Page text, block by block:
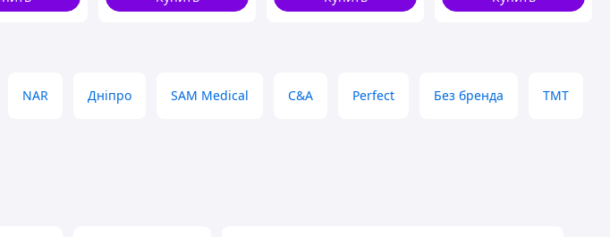
выбранный в
черный
Denver Кровоспинний
ножницы EMT олива
NAR Дніпро SAM Medical C&A Perfect Без бренда TMT